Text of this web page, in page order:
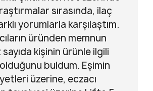
sırasında, ilaç
yorumlarla karşılaştım.
üründen memnun
sayıda kişinin ürünle ilgili
buldum. Eşimin
üzerine, eczacı